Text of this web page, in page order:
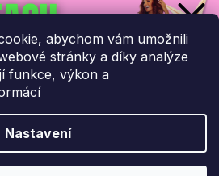
abychom vám umožnili
stránky a díky analýze
funkce, výkon a
Nastavení
se k našemu
o našich novinkách a slevových
akcích.
SLEVU!